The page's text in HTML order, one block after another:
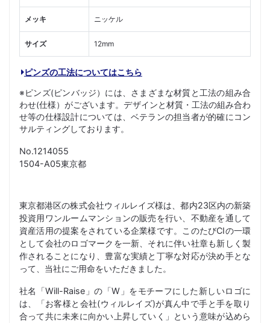
メッキ ニッケル
サイズ 12mm
ピンズの工法についてはこちら
※ピンズ(ピンバッジ）には、さまざまな材質と工法の組み合
わせ(仕様）がございます。デザインと材質・工法の組み合わ
せ等の仕様設計については、ベテランの担当者が的確にコン
サルティングしております。
No.1214055
1504-A05東京都
東京都港区の株式会社ウィルレイズ様は、都内23区内の新築
投資用ワンルームマンションの販売を行い、不動産を通して
資産活用の提案をされている企業様です。このたびCIの一環
として会社のロゴマークを一新、それに伴い社章も新しく製
作されることになり、豊富な実績と丁寧な対応が決め手とな
って、当社にご用命をいただきました。
社名「Will-Raise」の「W」をモチーフにした新しいロゴに
は、「お客様と会社(ウィルレイズ)が真ん中で手と手を取り
合って共に未来に向かい上昇していく」という意味が込めら